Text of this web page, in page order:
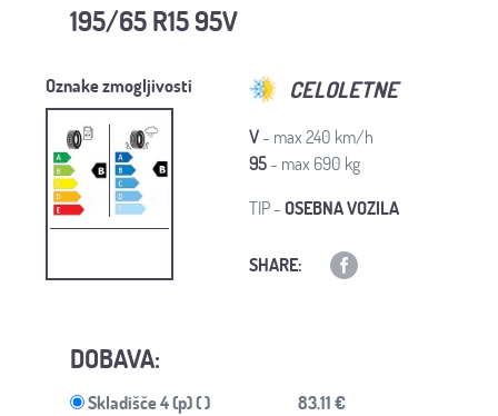
195/65 R15 95V
Oznake zmogljivosti CELOLETNE
V- max 240 km/h
95- max 690 kg
TIP -OSEBNA VOZILA
SHARE:
DOBAVA:
Skladišče 4 (p) ( )
83.11 €